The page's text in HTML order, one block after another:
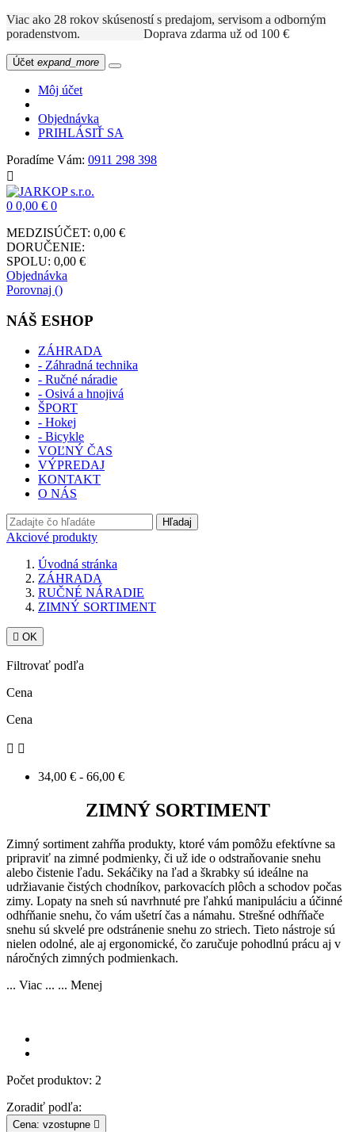
Viac ako 28 rokov skúseností s predajom, servisom a odborným
poradenstvom. Doprava zdarma už od 100 €
Účet expand_more
Môj účet
Objednávka
PRIHLÁSIŤ SA
Poradíme Vám: 0911 298 398

0 0,00 € 0
MEDZISÚČET: 0,00 €
DORUČENIE:
SPOLU: 0,00 €
Objednávka
Porovnaj ()
NÁŠ ESHOP
ZÁHRADA
- Záhradná technika
- Ručné náradie
- Osivá a hnojivá
ŠPORT
- Hokej
- Bicykle
VOĽNÝ ČAS
VÝPREDAJ
KONTAKT
O NÁS
Hľadaj
Akciové produkty
Úvodná stránka
ZÁHRADA
RUČNÉ NÁRADIE
ZIMNÝ SORTIMENT
 OK
Filtrovať podľa
Cena
Cena
 
34,00 € - 66,00 €
ZIMNÝ SORTIMENT
Zimný sortiment zahŕňa produkty, ktoré vám pomôžu efektívne sa
pripraviť na zimné podmienky, či už ide o odstraňovanie snehu
alebo čistenie ľadu. Sekáčiky na ľad a škrabky sú ideálne na
udržiavanie čistých chodníkov, parkovacích plôch a schodov počas
zimy. Lopaty na sneh sú navrhnuté pre ľahkú manipuláciu a účinné
odhŕňanie snehu, čo vám ušetrí čas a námahu. Strešné odhŕňače
snehu sú skvelé pre odstránenie snehu zo striech. Tieto nástroje sú
nielen odolné, ale aj ergonomické, čo zaručuje pohodlnú prácu aj v
náročných zimných podmienkach.
... Viac ... ... Menej
Počet produktov: 2
Zoradiť podľa:
Cena: vzostupne 